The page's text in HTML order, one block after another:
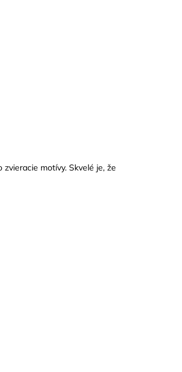
motívy. Skvelé je, že